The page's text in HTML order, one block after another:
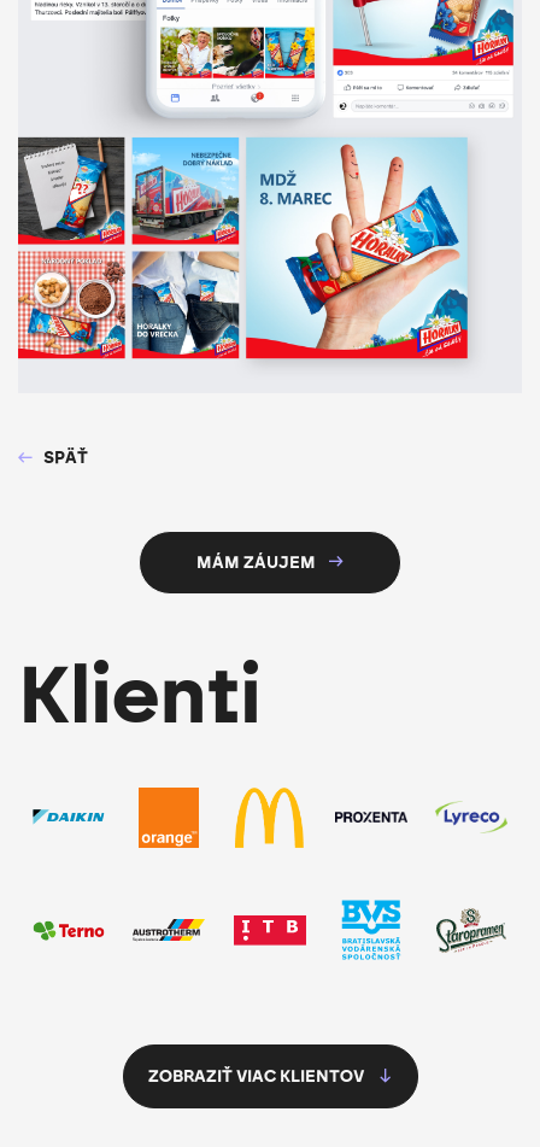
SPÄŤ
MÁM ZÁUJEM
Klienti
ZOBRAZIŤ VIAC KLIENTOV